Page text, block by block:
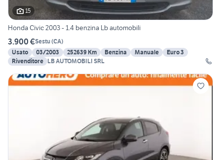
15
Honda Civic 2003 - 1.4 benzina Lb automobili
3.900 €Sestu(CA)
Usato
03/2003 252639 Km Benzina Manuale
Euro 3
Rivenditore
LB AUTOMOBILI SRL